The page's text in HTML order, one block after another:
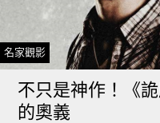
名家觀影
不只是神作！《
的奧義